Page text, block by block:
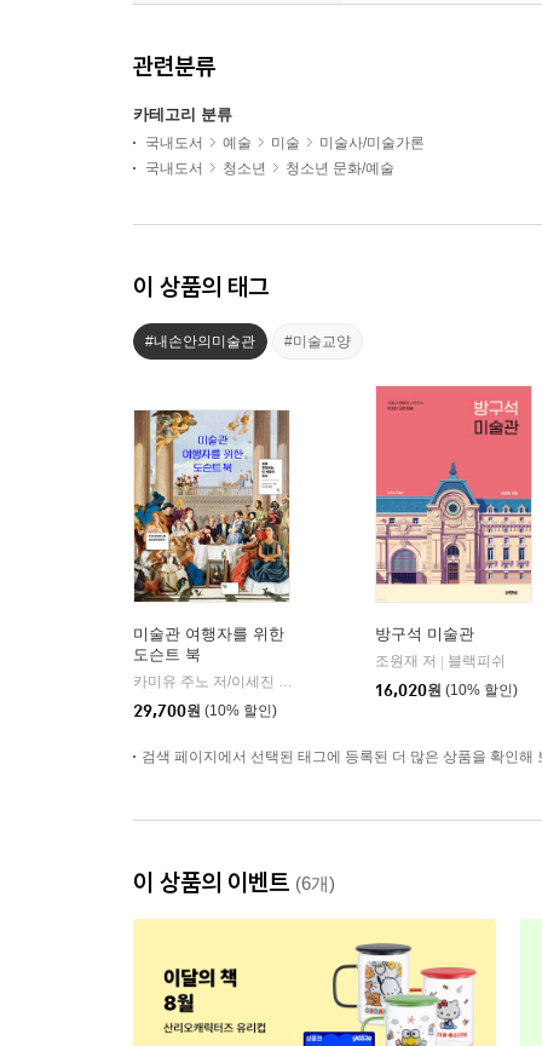
관련분류
카테고리 분류
국내도서 예술 미술
미술사/미술가론
국내도서
청소년 청소년 문화/예술
이 상품의 태그
#내손안의미술관 #미술교양
미술관 여행자를 위한
도슨트 북
카미유 주노 저/이세진 역
윌북(willbook)
29,700원 (10% 할인)
방구석 미술관
조원재 저
블랙피쉬
16,020원 (10% 할인)
검색 페이지에서 선택된 태그에 등록된 더 많은 상품을 확인해
이 상품의 이벤트 (6개)